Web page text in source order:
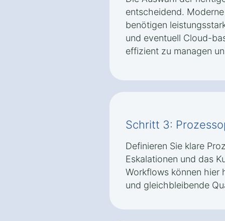
entscheidend.
benötigen
und eventuell Cloud-
effizient zu managen
Schritt 3:
Definieren Sie klare
Eskalationen und das
Workflows können hier
und gleichbleibende